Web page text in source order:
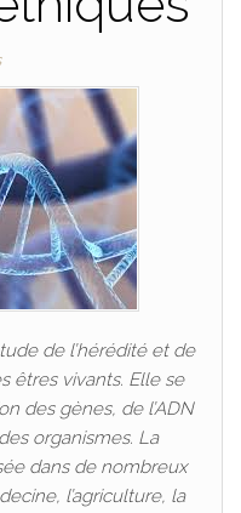
de l’hérédité et de
êtres vivants. Elle se
des gènes, de l’ADN
organismes. La
dans de nombreux
l’agriculture, la